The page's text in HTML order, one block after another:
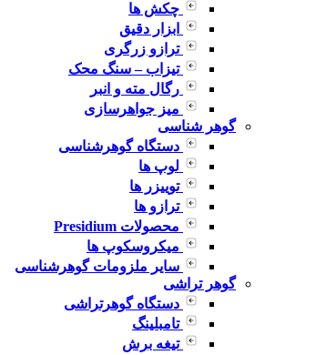
چکش ها
ابزار دقیق
ترازو زرگری
تیزاب – سنگ محک
رگال مته و انبر
میز جواهرسازی
گوهر شناسی
دستگاه گوهرشناسی
لوپ ها
توییزر ها
ترازو ها
محصولات Presidium
میکروسکوپ ها
سایر ملزومات گوهرشناسی
گوهر تراشی
دستگاه گوهرتراشی
تامبلینگ
تیغه برش